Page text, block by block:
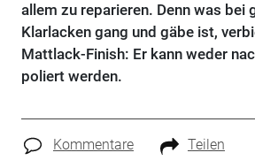
allem zu reparieren. Denn was bei
Klarlacken gang und gäbe ist,
Mattlack-Finish: Er kann weder
poliert werden.
Kommentare Teilen